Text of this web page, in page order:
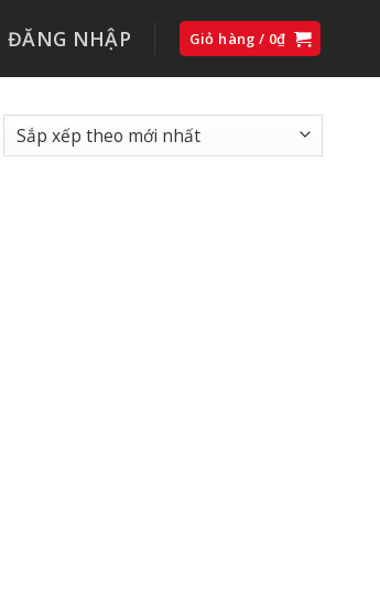
ĐĂNG NHẬP Giỏ hàng / 0₫